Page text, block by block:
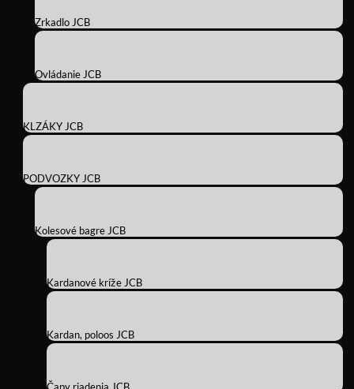
Zrkadlo JCB
Ovládanie JCB
KLZÁKY JCB
PODVOZKY JCB
Kolesové bagre JCB
Kardanové kríže JCB
Kardan, poloos JCB